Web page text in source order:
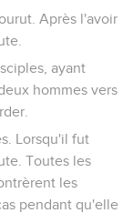
Après l'avoir
ayant
hommes vers
Lorsqu'il fut
Toutes les
les
pendant qu'elle